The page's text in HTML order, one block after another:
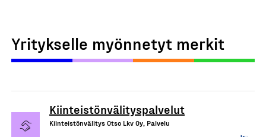
Yritykselle myönnetyt merkit
Kiinteistönvälityspalvelut
Kiinteistönvälitys Otso Lkv Oy, Palvelu